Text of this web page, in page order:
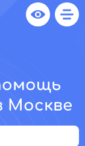
Москве